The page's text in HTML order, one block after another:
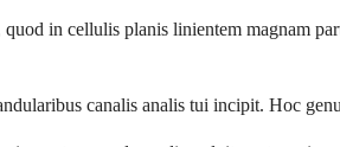
in cellulis planis linientem magnam
canalis analis tui incipit. Hoc